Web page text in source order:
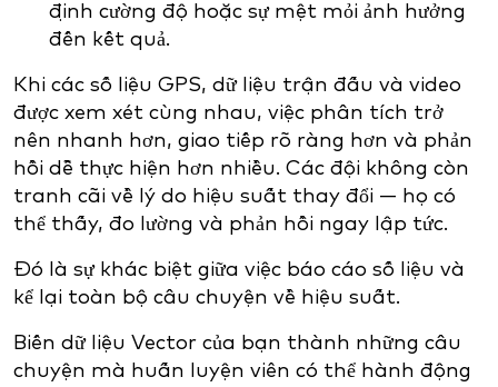
định cường độ hoặc sự mệt mỏi ảnh hưởng
đến kết quả.
Khi các số liệu GPS, dữ liệu trận đấu và video
được xem xét cùng nhau, việc phân tích trở
nên nhanh hơn, giao tiếp rõ ràng hơn và phản
hồi dễ thực hiện hơn nhiều. Các đội không còn
tranh cãi về lý do hiệu suất thay đổi — họ có
thể thấy, đo lường và phản hồi ngay lập tức.
Đó là sự khác biệt giữa việc báo cáo số liệu và
kể lại toàn bộ câu chuyện về hiệu suất.
Biến dữ liệu Vector của bạn thành những câu
chuyện mà huấn luyện viên có thể hành động